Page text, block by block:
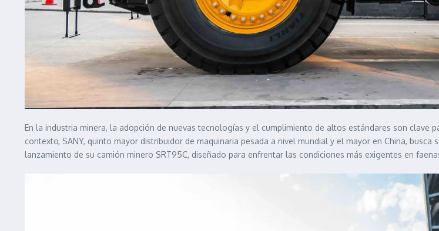
En la industria minera, la adopción de nuevas tecnologías y el cumplimiento de altos estándares son clave
contexto, SANY, quinto mayor distribuidor de maquinaria pesada a nivel mundial y el mayor en China,
lanzamiento de su camión minero SRT95C, diseñado para enfrentar las condiciones más exigentes en